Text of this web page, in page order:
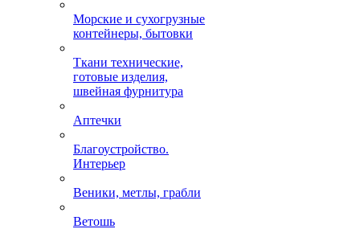
Морские и сухогрузные
контейнеры, бытовки
Ткани технические,
готовые изделия,
швейная фурнитура
Аптечки
Благоустройство.
Интерьер
Веники, метлы, грабли
Ветошь